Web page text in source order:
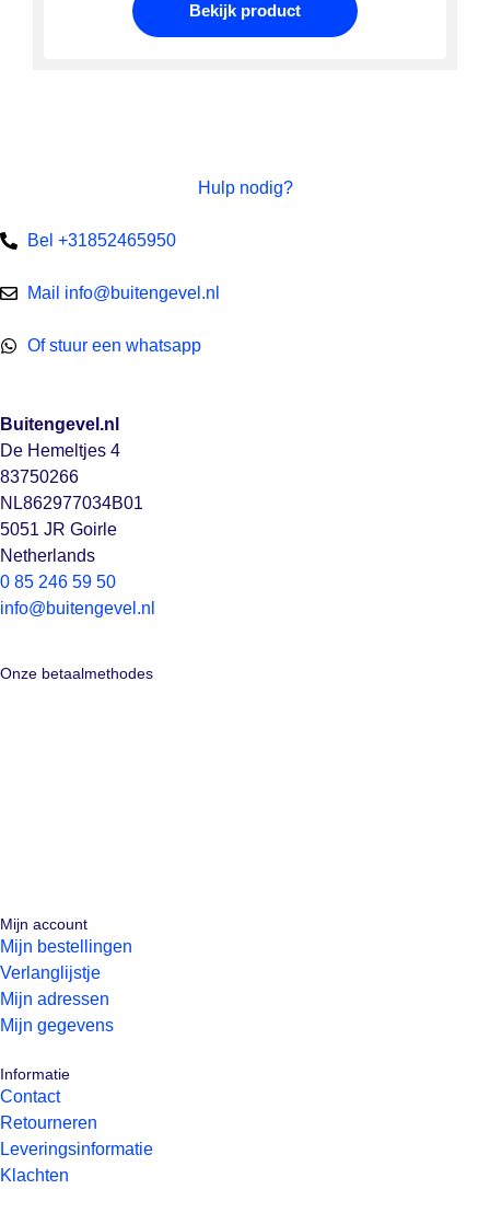
Bekijk product
Hulp nodig?
Bel +31852465950
Mail info@buitengevel.nl
Of stuur een whatsapp
Buitengevel.nl
De Hemeltjes 4
83750266
NL862977034B01
5051 JR Goirle
Netherlands
0 85 246 59 50
info@buitengevel.nl
Onze betaalmethodes
Mijn account
Mijn bestellingen
Verlanglijstje
Mijn adressen
Mijn gegevens
Informatie
Contact
Retourneren
Leveringsinformatie
Klachten